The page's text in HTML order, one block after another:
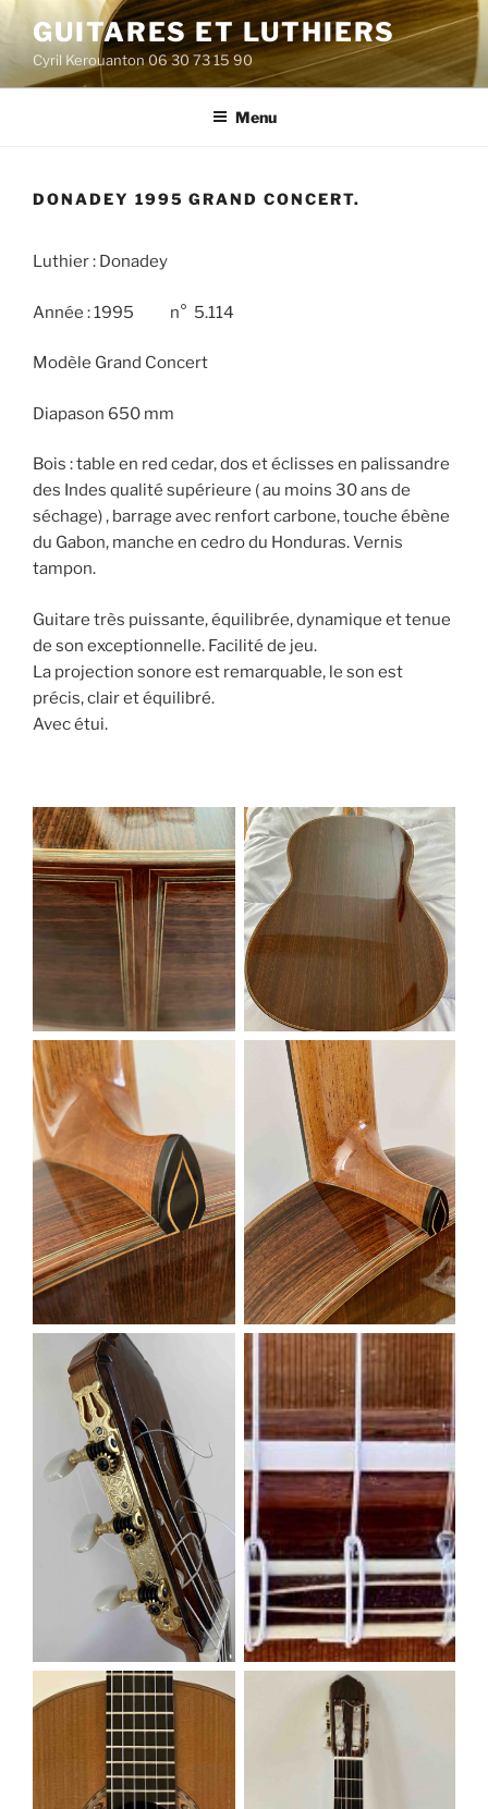
Aller
au
contenu
principal
GUITARES ET LUTHIERS
Cyril Kerouanton 06 30 73 15 90
Menu
DONADEY 1995 GRAND CONCERT.
Luthier : Donadey
Année : 1995 n° 5.114
Modèle Grand Concert
Diapason 650 mm
Bois : table en red cedar, dos et éclisses en palissandre
des Indes qualité supérieure ( au moins 30 ans de
séchage) , barrage avec renfort carbone, touche ébène
du Gabon, manche en cedro du Honduras. Vernis
tampon.
Guitare très puissante, équilibrée, dynamique et tenue
de son exceptionnelle. Facilité de jeu.
La projection sonore est remarquable, le son est
précis, clair et équilibré.
Avec étui.